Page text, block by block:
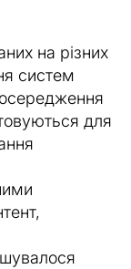
на різних
систем
для